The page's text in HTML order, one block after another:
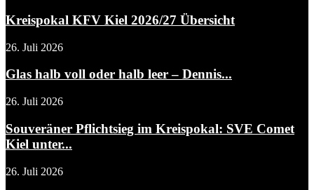
Kreispokal KFV Kiel 2026/27 Übersicht
26. Juli 2026
Glas halb voll oder halb leer – Dennis...
26. Juli 2026
Souveräner Pflichtsieg im Kreispokal: SVE Comet
Kiel unter...
26. Juli 2026